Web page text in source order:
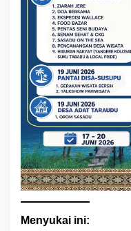
Menyukai ini: